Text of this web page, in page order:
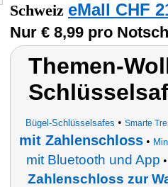
Schweiz eMall CHF
Nur € 8,99 pro
Themen-
Bügel-Schlüsselsafes • Smarte
mit Zahlenschloss •
mit Bluetooth und App
Zahlenschloss zur